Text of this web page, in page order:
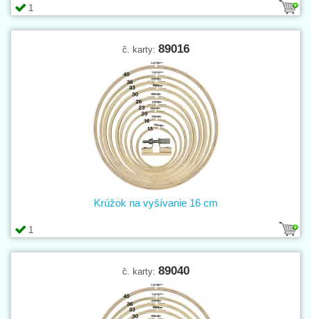
1
č. karty: 89016
1
Krúžok na vyšívanie 16 cm
č. karty: 89040